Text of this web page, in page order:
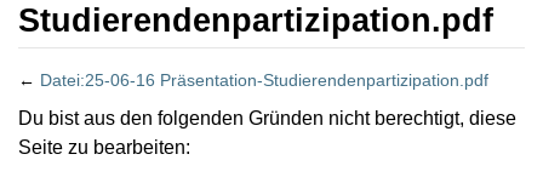
Studierendenpartizipation.pdf
← Datei:25-06-16 Präsentation-Studierendenpartizipation.pdf
Wechseln zu: Navigation Suche
Du bist aus den folgenden Gründen nicht berechtigt, diese
Seite zu bearbeiten: